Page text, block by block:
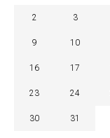
2 3
9 10
16 17
23 24
30 31